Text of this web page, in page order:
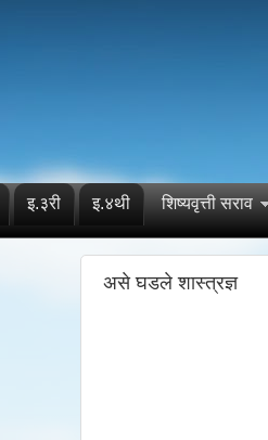
इ.३री इ.४थी शिष्यवृत्ती सराव
असे घडले शास्त्रज्ञ